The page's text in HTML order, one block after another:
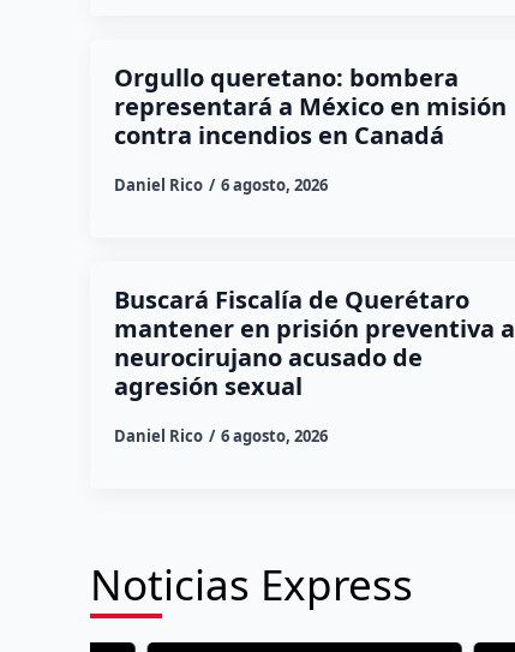
Orgullo queretano: bombera
representará a México en misión
contra incendios en Canadá
Daniel Rico 6 agosto, 2026
Buscará Fiscalía de Querétaro
mantener en prisión preventiva a
neurocirujano acusado de
agresión sexual
Daniel Rico 6 agosto, 2026
Noticias Express